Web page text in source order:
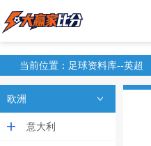
当前位置：足球资料库--英超
欧洲
意大利